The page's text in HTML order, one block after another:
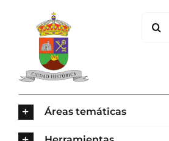
contenido
Áreas temáticas